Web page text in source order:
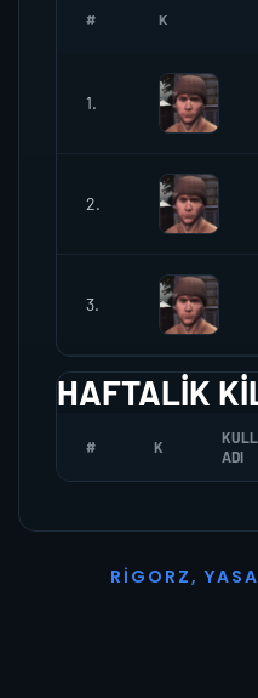
# K
1.
2.
3.
HAFTALIK
# K
ADI
R I G O R Z, YASA